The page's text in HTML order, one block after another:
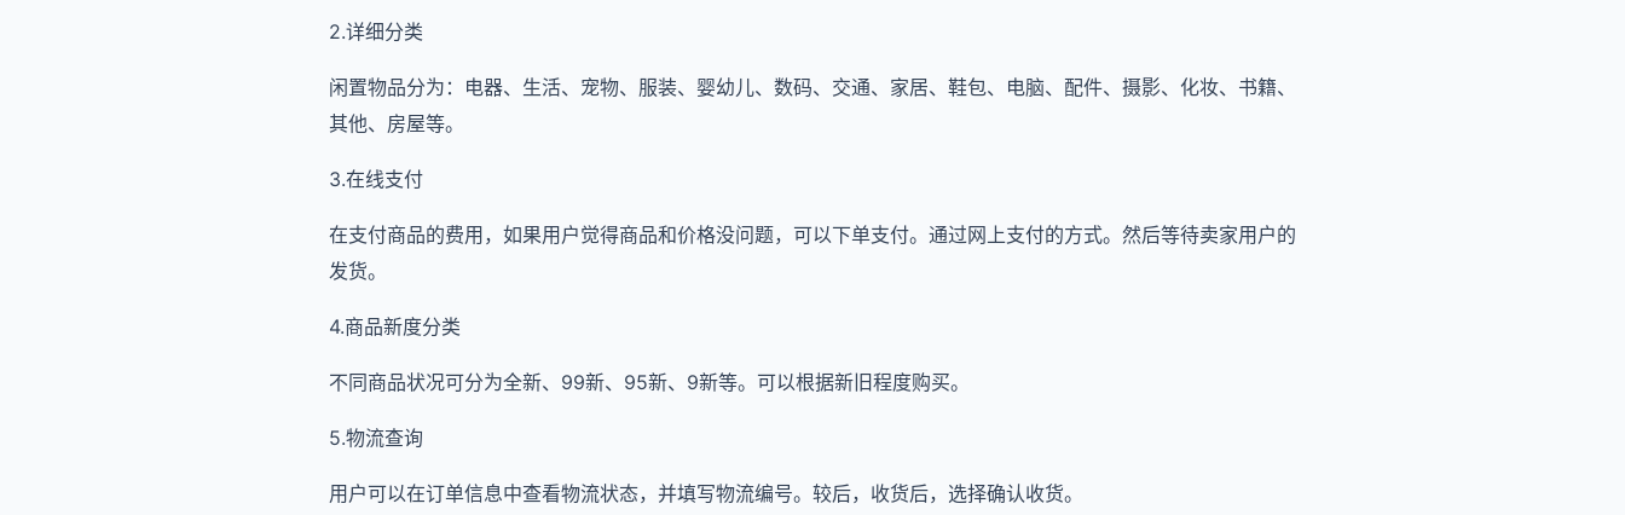
2.详细分类
闲置物品分为：电器、生活、宠物、服装、婴幼儿、数码、交通、家居、鞋包、电脑、配件、摄影、化妆、书籍、
其他、房屋等。
3.在线支付
在支付商品的费用，如果用户觉得商品和价格没问题，可以下单支付。通过网上支付的方式。然后等待卖家用户的
发货。
4.商品新度分类
不同商品状况可分为全新、99新、95新、9新等。可以根据新旧程度购买。
5.物流查询
用户可以在订单信息中查看物流状态，并填写物流编号。较后，收货后，选择确认收货。